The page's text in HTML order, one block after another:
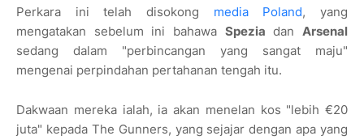
Perkara ini telah disokong media Poland, yang
mengatakan sebelum ini bahawa Spezia danArsenal
sedang dalam "perbincangan yang sangat maju"
mengenai perpindahan pertahanan tengah itu.
Dakwaan mereka ialah, ia akan menelan kos "lebih €20
juta" kepada The Gunners, yang sejajar dengan apa yang